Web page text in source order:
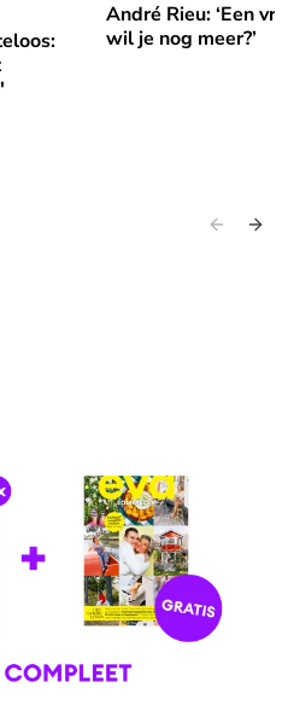
'Mijn taak was vooral niet
André Rieu: ‘Een
⭐Premium
André Rieu: ‘Een
wil je nog meer?’